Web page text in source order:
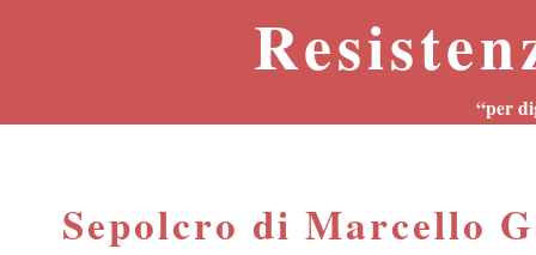
“per
Sepolcro di Marcello